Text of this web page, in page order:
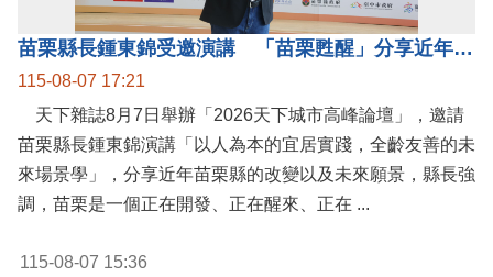
苗栗縣長鍾東錦受邀演講 「苗栗甦醒」分享近年轉變
115-08-07 17:21
天下雜誌8月7日舉辦「2026天下城市高峰論壇」，邀請
苗栗縣長鍾東錦演講「以人為本的宜居實踐，全齡友善的未
來場景學」，分享近年苗栗縣的改變以及未來願景，縣長強
調，苗栗是一個正在開發、正在醒來、正在 ...
115-08-07 15:36